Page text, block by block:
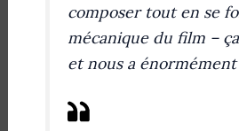
composer tout en se
mécanique du film –
et nous a